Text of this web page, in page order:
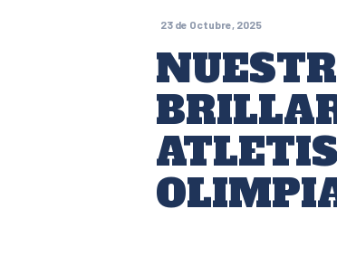
23 de Octubre, 2025